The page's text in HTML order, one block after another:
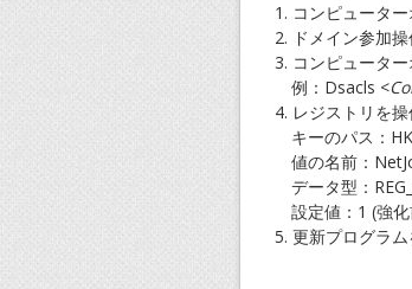
1. コンピュータ
2. ドメイン参加
3. コンピュータ
例：Dsacls <
4. レジストリを
キーのパス：
値の名前：
データ型：
設定値：1 (強
5. 更新プログラム